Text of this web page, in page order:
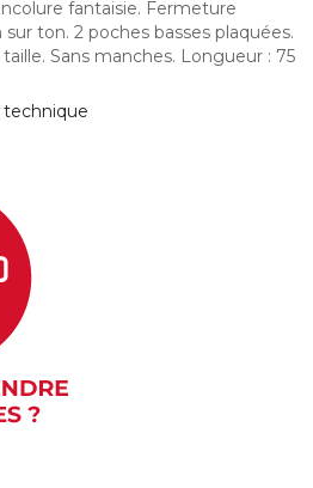
fantaisie. Fermeture
ton. 2 poches basses plaquées.
Sans manches. Longueur : 75
technique